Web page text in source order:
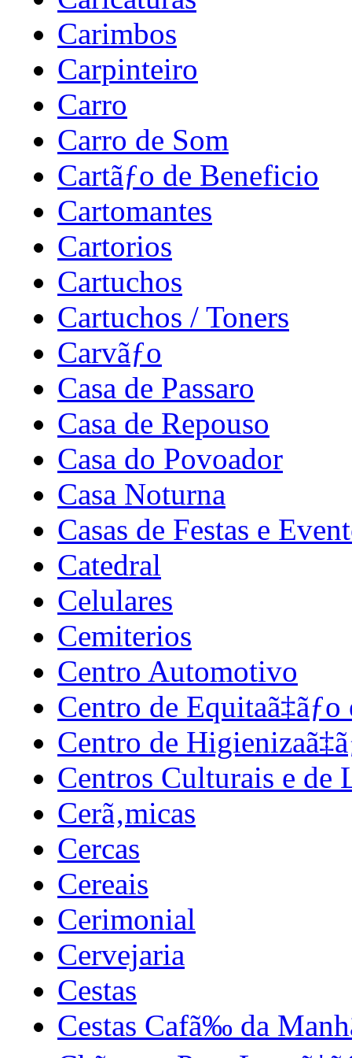
Carimbos
Carpinteiro
Carro
Carro de Som
Cartãƒo de Beneficio
Cartomantes
Cartorios
Cartuchos
Cartuchos / Toners
Carvãƒo
Casa de Passaro
Casa de Repouso
Casa do Povoador
Casa Noturna
Casas de Festas e
Catedral
Celulares
Cemiterios
Centro Automotivo
Centro de Equitaã‡ãƒo
Centro de
Centros Culturais e de
Cerã‚micas
Cercas
Cereais
Cerimonial
Cervejaria
Cestas
Cestas Cafã‰ da